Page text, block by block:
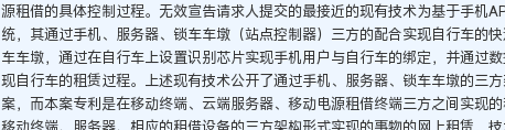
源租借的具体控制过程。无效宣告请求人提交的最接近的现有技术为基于手机
统，其通过手机、服务器、锁车车墩（站点控制器）三方的配合实现自行车的
车车墩，通过在自行车上设置识别芯片实现手机用户与自行车的绑定，并通过
现自行车的租赁过程。上述现有技术公开了通过手机、服务器、锁车车墩的三
案，而本案专利是在移动终端、云端服务器、移动电源租借终端三方之间实现